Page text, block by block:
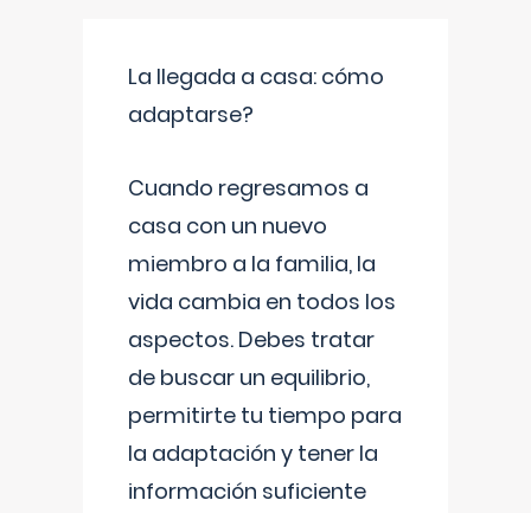
La llegada a casa: cómo
adaptarse?
Cuando regresamos a
casa con un nuevo
miembro a la familia, la
vida cambia en todos los
aspectos. Debes tratar
de buscar un equilibrio,
permitirte tu tiempo para
la adaptación y tener la
información suficiente